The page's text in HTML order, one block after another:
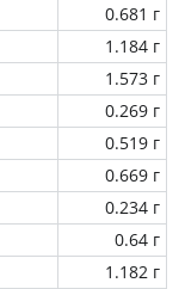
0.681 г
1.184 г
1.573 г
0.269 г
0.519 г
0.669 г
0.234 г
0.64 г
1.182 г